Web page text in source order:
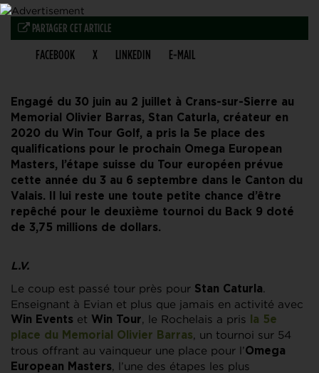
PARTAGER CET ARTICLE
FACEBOOK X LINKEDIN E-MAIL
Engagé du 30 juin au 2 juillet à Crans-sur-Sierre au
Memorial Olivier Barras, Stan Caturla, créateur en
2020 du Win Tour Golf, a pris la 5e place des
qualifications pour le prochain Omega European
Masters, l’étape suisse du Tour européen prévue
cette année du 3 au 6 septembre dans le Canton du
Valais. Il lui reste une toute petite chance d’être
repêché pour le deuxième tournoi du Back 9 doté
de 3,75 millions de dollars.
L.V.
Le coup est passé tour près pour Stan Caturla.
Enseignant à Evian et plus que jamais en activité avec
Win Events et Win Tour, le Rochelais a pris
la 5e
place du Memorial Olivier Barras, un tournoi sur 54
trous offrant au vainqueur une place pour l’Omega
European Masters, l’une des étapes les plus